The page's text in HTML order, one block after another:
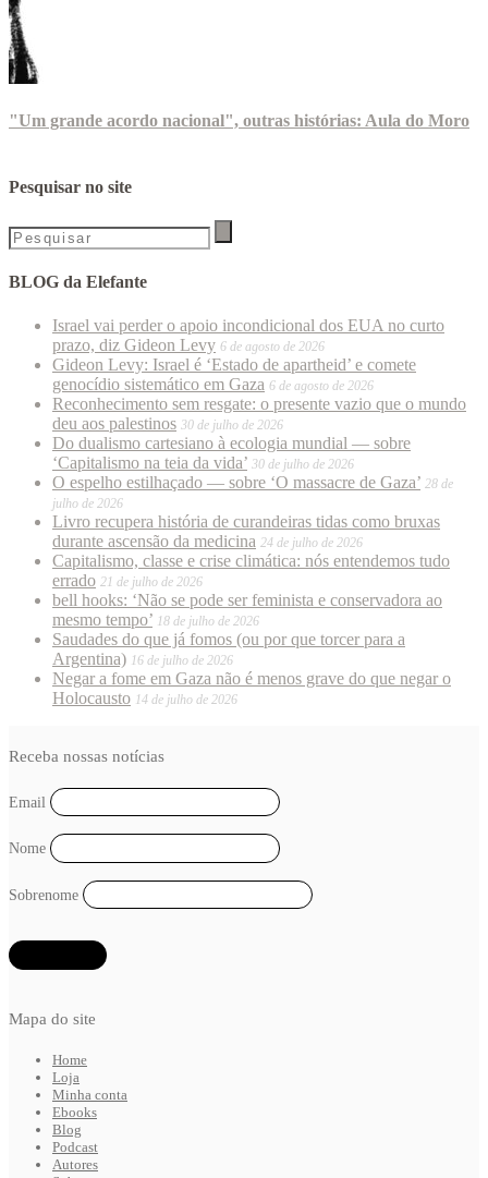
"Um grande acordo nacional", outras histórias: Aula do Moro
Pesquisar no site
BLOG da Elefante
Israel vai perder o apoio incondicional dos EUA no curto
prazo, diz Gideon Levy 6 de agosto de 2026
Gideon Levy: Israel é ‘Estado de apartheid’ e comete
genocídio sistemático em Gaza 6 de agosto de 2026
Reconhecimento sem resgate: o presente vazio que o mundo
deu aos palestinos 30 de julho de 2026
Do dualismo cartesiano à ecologia mundial — sobre
‘Capitalismo na teia da vida’ 30 de julho de 2026
O espelho estilhaçado — sobre ‘O massacre de Gaza’ 28 de
julho de 2026
Livro recupera história de curandeiras tidas como bruxas
durante ascensão da medicina 24 de julho de 2026
Capitalismo, classe e crise climática: nós entendemos tudo
errado 21 de julho de 2026
bell hooks: ‘Não se pode ser feminista e conservadora ao
mesmo tempo’ 18 de julho de 2026
Saudades do que já fomos (ou por que torcer para a
Argentina) 16 de julho de 2026
Negar a fome em Gaza não é menos grave do que negar o
Holocausto 14 de julho de 2026
Mapa do site
Home
Loja
Minha conta
Ebooks
Blog
Podcast
Autores
Receba nossas notícias
Email
Nome
Sobrenome